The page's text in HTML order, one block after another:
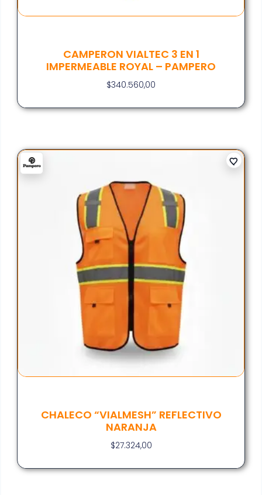
CAMPERON VIALTEC 3 EN 1
IMPERMEABLE ROYAL – PAMPERO
$340.560,00
CHALECO “VIALMESH” REFLECTIVO
NARANJA
$27.324,00